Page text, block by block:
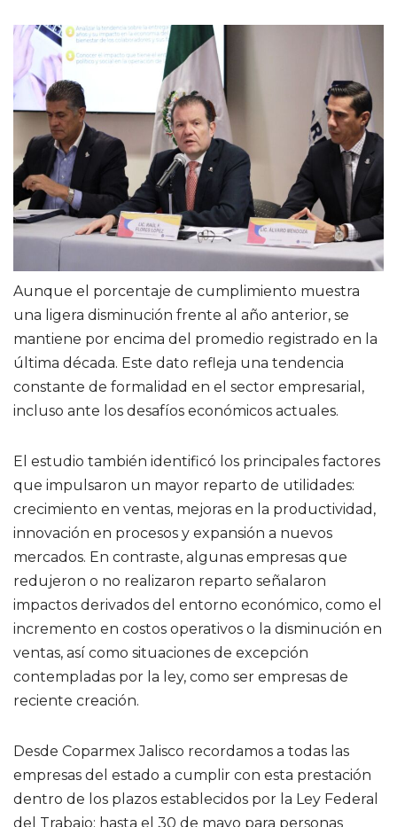
Aunque el porcentaje de cumplimiento muestra
una ligera disminución frente al año anterior, se
mantiene por encima del promedio registrado en la
última década. Este dato refleja una tendencia
constante de formalidad en el sector empresarial,
incluso ante los desafíos económicos actuales.
El estudio también identificó los principales factores
que impulsaron un mayor reparto de utilidades:
crecimiento en ventas, mejoras en la productividad,
innovación en procesos y expansión a nuevos
mercados. En contraste, algunas empresas que
redujeron o no realizaron reparto señalaron
impactos derivados del entorno económico, como el
incremento en costos operativos o la disminución en
ventas, así como situaciones de excepción
contempladas por la ley, como ser empresas de
reciente creación.
Desde Coparmex Jalisco recordamos a todas las
empresas del estado a cumplir con esta prestación
dentro de los plazos establecidos por la Ley Federal
del Trabajo: hasta el 30 de mayo para personas